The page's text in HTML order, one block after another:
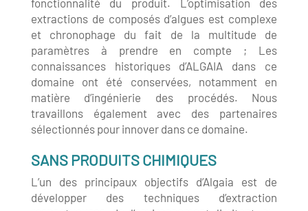
fonctionnalité du produit. L’optimisation des
extractions de composés d’algues est complexe
et chronophage du fait de la multitude de
paramètres à prendre en compte ; Les
connaissances historiques d’ALGAIA dans ce
domaine ont été conservées, notamment en
matière d’ingénierie des procédés. Nous
travaillons également avec des partenaires
sélectionnés pour innover dans ce domaine.
SANS PRODUITS CHIMIQUES
L’un des principaux objectifs d’Algaia est de
développer des techniques d’extraction